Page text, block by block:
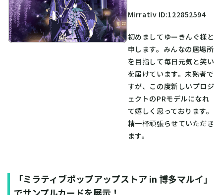
Mirrativ ID:122852594
初めましてゆーきんぐ様と
申します。みんなの居場所
を目指して毎日元気と笑い
を届けています。未熟者で
すが、この度新しいプロジ
ェクトのPRモデルになれ
て嬉しく思っております。
精一杯頑張らせていただき
ます。
「ミラティブポップアップストア in 博多マルイ」